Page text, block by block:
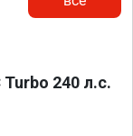
240 л.с.